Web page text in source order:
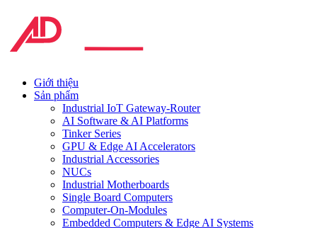
Giới thiệu
Sản phẩm
Industrial IoT Gateway-Router
AI Software & AI Platforms
Tinker Series
GPU & Edge AI Accelerators
Industrial Accessories
NUCs
Industrial Motherboards
Single Board Computers
Computer-On-Modules
Embedded Computers & Edge AI Systems